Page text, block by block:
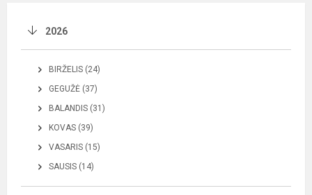
2026
BIRŽELIS (24)
GEGUŽĖ (37)
BALANDIS (31)
KOVAS (39)
VASARIS (15)
SAUSIS (14)